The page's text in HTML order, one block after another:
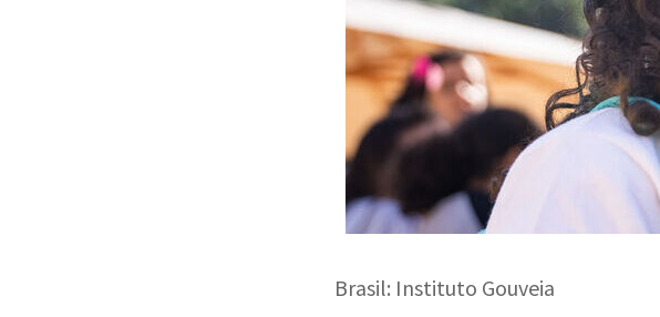
Brasil: Instituto Gouveia